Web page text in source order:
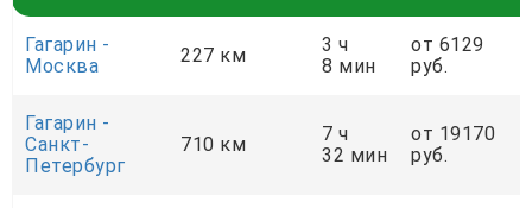
Гагарин -
Москва
227 км
3 ч
8 мин
от 6129
руб.
Гагарин -
Санкт-
Петербург
710 км
7 ч
32 мин
от 19170
руб.